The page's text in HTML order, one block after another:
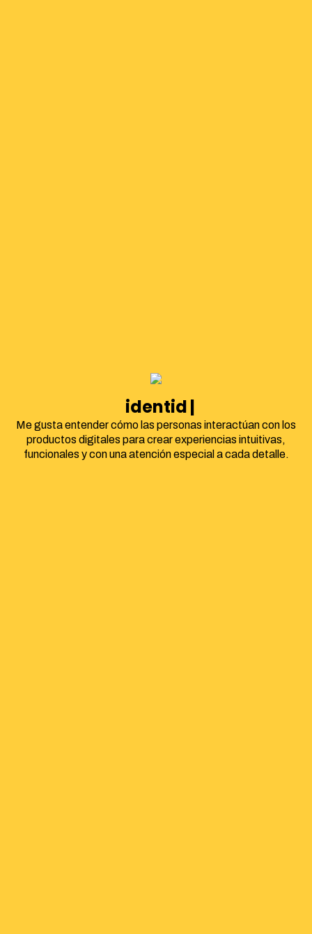
identidad corpora
Me gusta entender cómo las personas interactúan con los
productos digitales para crear experiencias intuitivas,
funcionales y con una atención especial a cada detalle.